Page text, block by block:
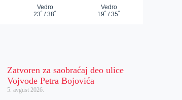
Zatvoren za saobraćaj deo ulice
Vojvode Petra Bojovića
5. avgust 2026.